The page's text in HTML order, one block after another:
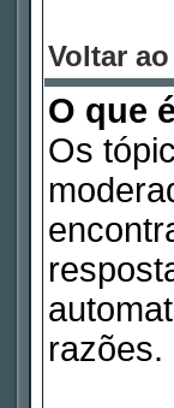
Voltar
O que
Os
razões.